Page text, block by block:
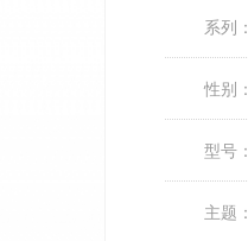
系列：
性别：
型号：
主题：